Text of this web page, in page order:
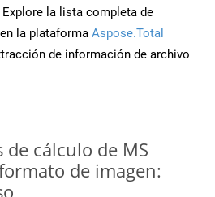
la lista completa de
la plataforma Aspose.Total
de información de archivo
cálculo de MS
de imagen: